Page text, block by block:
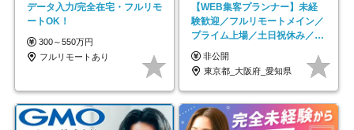
データ入力/完全在宅・フルリモ
ートOK！
300～550万円
フルリモートあり
【WEB集客プランナー】未経
験歓迎／フルリモートメイン／
プライム上場／土日祝休み／東
京・大阪・名古屋
非公開
東京都_大阪府_愛知県